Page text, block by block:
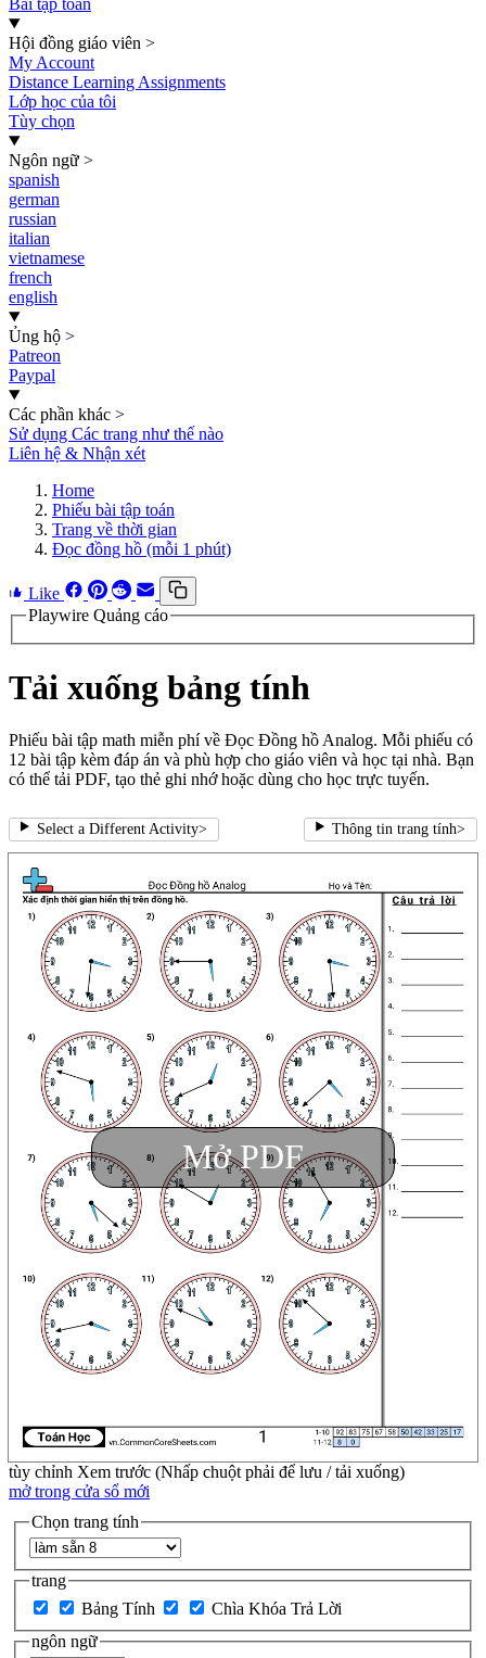
Bài tập toán
Hội đồng giáo viên >
My Account
Distance Learning Assignments
Lớp học của tôi
Tùy chọn
Ngôn ngữ >
spanish
german
russian
italian
vietnamese
french
english
Ủng hộ >
Patreon
Paypal
Các phần khác >
Sử dụng Các trang như thế nào
Liên hệ & Nhận xét
Home
Phiếu bài tập toán
Trang về thời gian
Đọc đồng hồ (mỗi 1 phút)
Like
Playwire Quảng cáo
Tải xuống bảng tính
Phiếu bài tập math miễn phí về Đọc Đồng hồ Analog. Mỗi phiếu có
12 bài tập kèm đáp án và phù hợp cho giáo viên và học tại nhà. Bạn
có thể tải PDF, tạo thẻ ghi nhớ hoặc dùng cho học trực tuyến.
Select a Different Activity> Thông tin trang tính>
Mở PDF
tùy chỉnh Xem trước (Nhấp chuột phải để lưu / tải xuống)
mở trong cửa sổ mới
Chọn trang tính
trang
Bảng Tính
Chìa Khóa Trả Lời
ngôn ngữ